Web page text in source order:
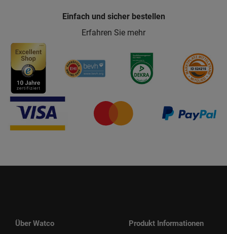
Einfach und sicher bestellen
Erfahren Sie mehr
Über Watco Produkt Informationen